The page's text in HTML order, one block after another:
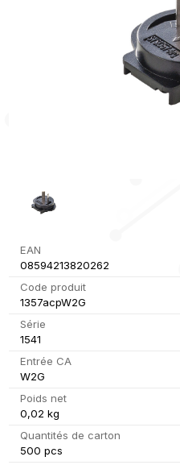
EAN
08594213820262
Code produit
1357acpW2G
Série
1541
Entrée CA
W2G
Poids net
0,02 kg
Quantités de carton
500 pcs